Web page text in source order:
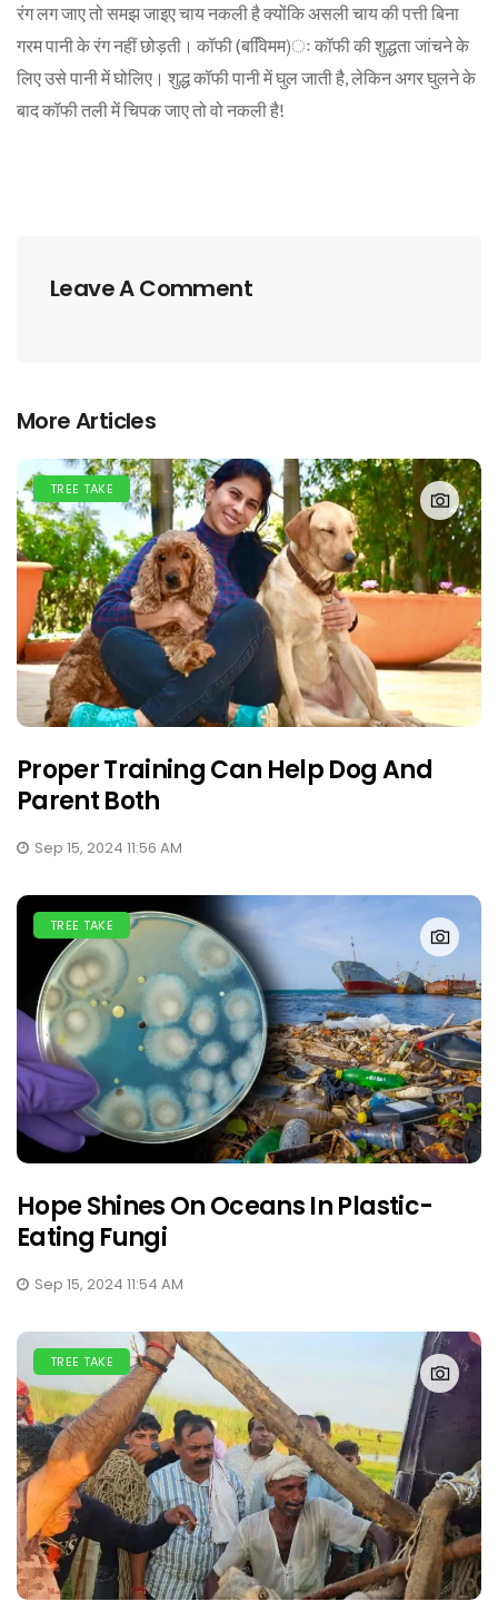
रंग लग जाए तो समझ जाइए चाय नकली है क्योंकि असली चाय की पत्ती बिना
गरम पानी के रंग नहीं छोड़ती। कॉफी (बवििमम)ः कॉफी की शुद्धता जांचने के
लिए उसे पानी में घोलिए। शुद्ध कॉफी पानी में घुल जाती है, लेकिन अगर घुलने के
बाद कॉफी तली में चिपक जाए तो वो नकली है!
Leave A Comment
More Articles
TREE TAKE
Proper Training Can Help Dog And
Parent Both
Sep 15, 2024 11:56 AM
TREE TAKE
Hope Shines On Oceans In Plastic-
Eating Fungi
Sep 15, 2024 11:54 AM
TREE TAKE